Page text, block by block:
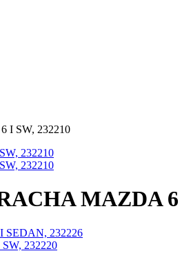
I SW, 232210
MAZDA 6